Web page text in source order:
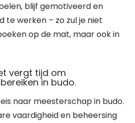
blijf gemotiveerd en
te werken – zo zul je niet
op de mat, maar ook in
vergt tijd om
in budo.
naar meesterschap in budo.
vaardigheid en beheersing